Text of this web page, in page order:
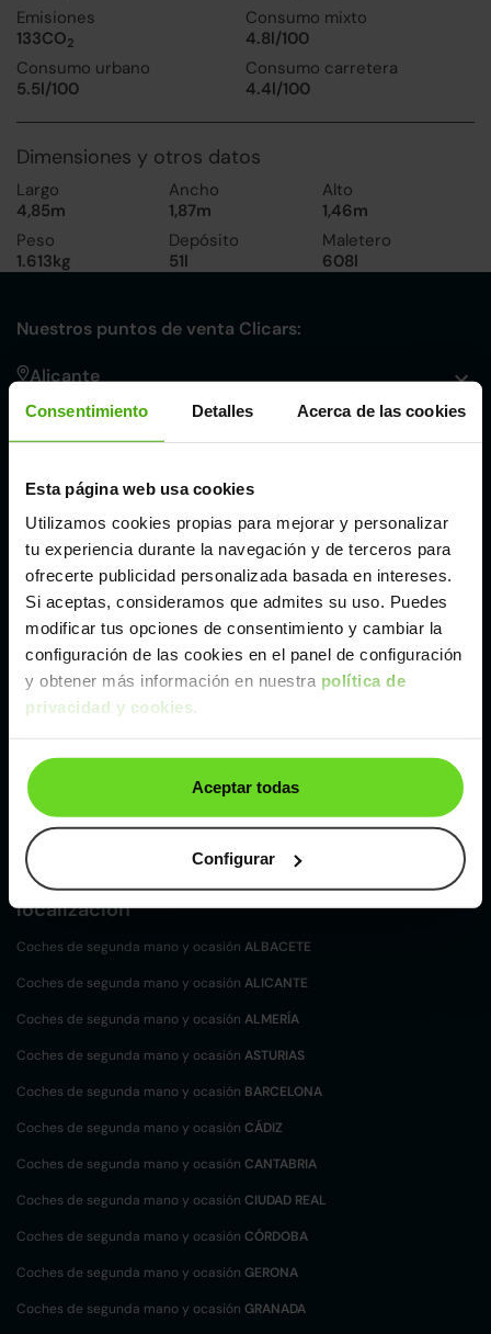
Consentimiento Detalles Acerca de las cookies
Esta página web usa cookies
Utilizamos cookies propias para mejorar y personalizar
tu experiencia durante la navegación y de terceros para
ofrecerte publicidad personalizada basada en intereses.
Si aceptas, consideramos que admites su uso. Puedes
modificar tus opciones de consentimiento y cambiar la
configuración de las cookies en el panel de configuración
y obtener más información en nuestra política de
privacidad y cookies.
Aceptar todas
Configurar
Emisiones
133CO2
Consumo mixto
4.8l/100
Consumo urbano
5.5l/100
Consumo carretera
4.4l/100
Dimensiones y otros datos
Largo
4,85m
Ancho
1,87m
Alto
1,46m
Peso
1.613kg
Depósito
51l
Maletero
608l
Nuestros puntos de venta Clicars:
Alicante
Córdoba
Málaga
Valencia
Zaragoza
Ver Renault Talisman de segunda mano y ocasión
Renault Talisman de segunda mano y ocasión
Coches desegunda mano y ocasión por
localización
Coches de segunda mano y ocasión ALBACETE
Coches de segunda mano y ocasión ALICANTE
Coches de segunda mano y ocasión ALMERÍA
Coches de segunda mano y ocasión ASTURIAS
Coches de segunda mano y ocasión BARCELONA
Coches de segunda mano y ocasión CÁDIZ
Coches de segunda mano y ocasión CANTABRIA
Coches de segunda mano y ocasión CIUDAD REAL
Coches de segunda mano y ocasión CÓRDOBA
Coches de segunda mano y ocasión GERONA
Coches de segunda mano y ocasión GRANADA